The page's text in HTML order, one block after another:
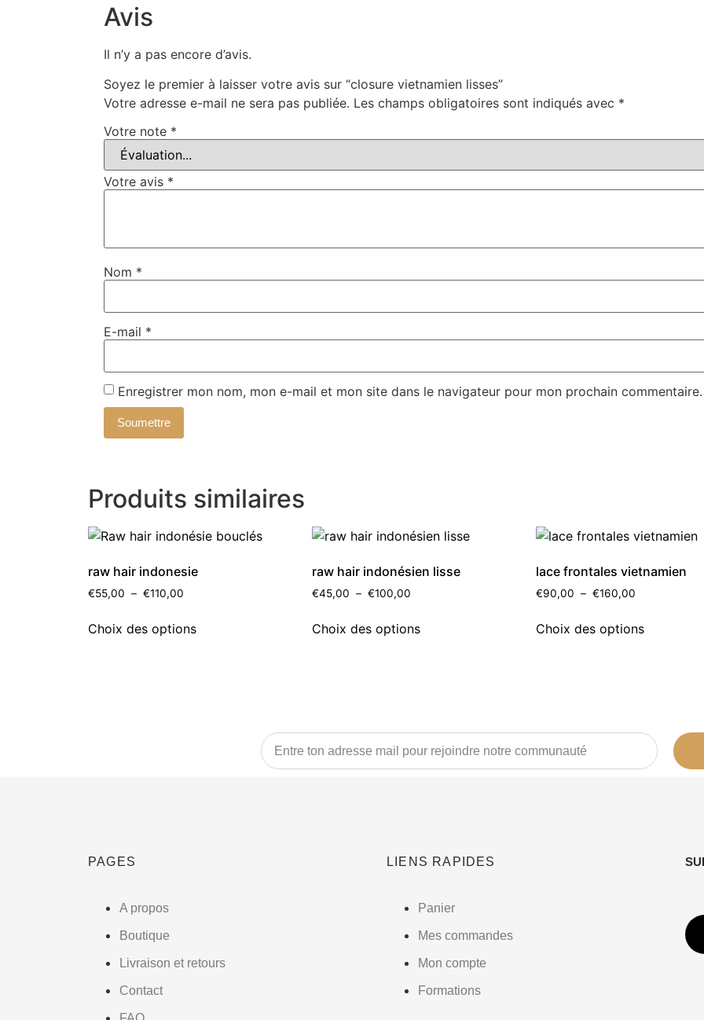
Avis
Il n’y a pas encore d’avis.
Soyez le premier à laisser votre avis sur “closure vietnamien lisses”
Votre adresse e-mail ne sera pas publiée. Les champs obligatoires sont indiqués avec *
Votre note *
Votre avis *
Nom *
E-mail *
Enregistrer mon nom, mon e-mail et mon site dans le navigateur pour mon prochain commentaire.
Produits similaires
raw hair indonesie
€55,00 – €110,00
Choix des options
raw hair indonésien lisse
€45,00 – €100,00
Choix des options
lace frontales vietnamien
€90,00 – €160,00
Choix des options
PAGES
A propos
Boutique
Livraison et retours
Contact
LIENS RAPIDES
Panier
Mes commandes
Mon compte
Formations